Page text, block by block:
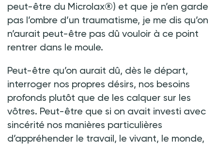
peut-être du Microlax®) et que je n’en garde
pas l’ombre d’un traumatisme, je me dis qu’on
n’aurait peut-être pas dû vouloir à ce point
rentrer dans le moule.
Peut-être qu’on aurait dû, dès le départ,
interroger nos propres désirs, nos besoins
profonds plutôt que de les calquer sur les
vôtres. Peut-être que si on avait investi avec
sincérité nos manières particulières
d’appréhender le travail, le vivant, le monde,